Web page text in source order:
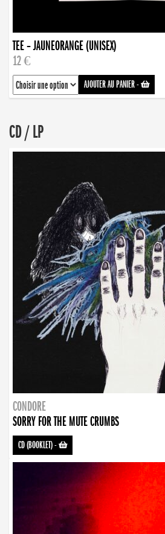
TEE – JAUNEORANGE (UNISEX)
12 €
AJOUTER AU PANIER-
CD / LP
CONDORE
SORRY FOR THE MUTE CRUMBS
CD (BOOKLET)-